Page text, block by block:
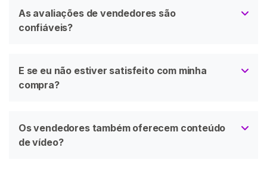
As avaliações de vendedores são
confiáveis?
E se eu não estiver satisfeito com minha
compra?
Os vendedores também oferecem conteúdo
de vídeo?